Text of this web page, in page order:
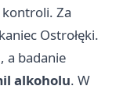
Za
Ostrołęki.
a badanie
alkoholu. W